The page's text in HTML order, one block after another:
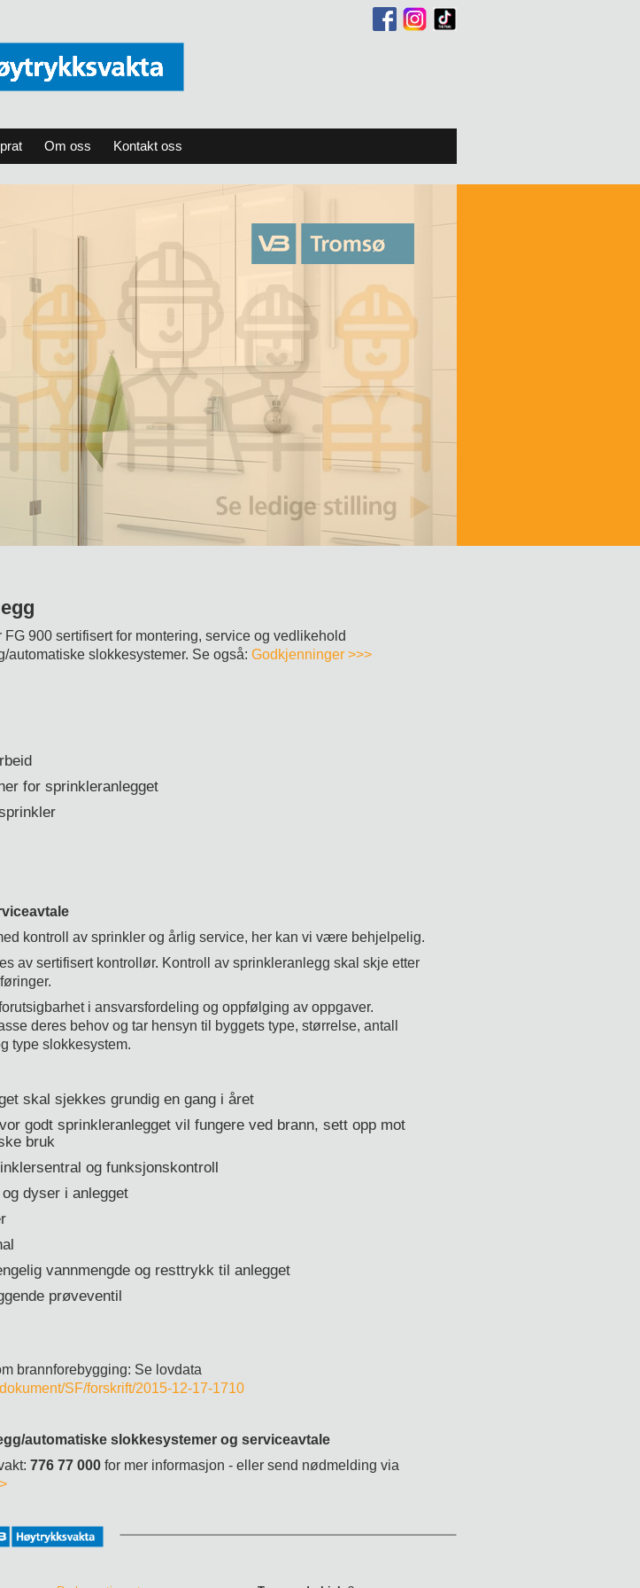
Om oss Kontakt oss
FG 900 sertifisert for montering, service og vedlikehold
automatiske slokkesystemer. Se også: Godkjenninger >>>
for sprinkleranlegget
kontroll av sprinkler og årlig service, her kan vi være behjelpelig.
av sertifisert kontrollør. Kontroll av sprinkleranlegg skal skje etter
i ansvarsfordeling og oppfølging av oppgaver.
deres behov og tar hensyn til byggets type, størrelse, antall
type slokkesystem.
skal sjekkes grundig en gang i året
godt sprinkleranlegget vil fungere ved brann, sett opp mot
bruk
og funksjonskontroll
dyser i anlegget
vannmengde og resttrykk til anlegget
prøveventil
brannforebygging: Se lovdata
SF/forskrift/2015-12-17-1710
automatiske slokkesystemer og serviceavtale
776 77 000 for mer informasjon - eller send nødmelding via